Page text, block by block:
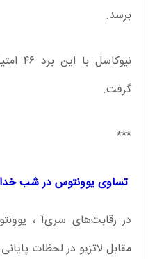
برسد.
گرفت.
***
تساوی یوونتوس در شب
در رقابت‌های سری‌آ ،
مقابل لاتزیو در لحظات